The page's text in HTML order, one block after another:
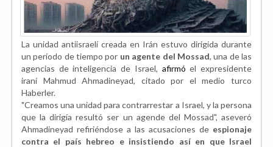
La unidad antiisraelí creada en Irán estuvo dirigida durante
un período de tiempo por un agente del Mossad, una de las
agencias de inteligencia de Israel, afirmó el expresidente
iraní Mahmud Ahmadineyad, citado por el medio turco
Haberler.
"Creamos una unidad para contrarrestar a Israel, y la persona
que la dirigía resultó ser un agende del Mossad", aseveró
Ahmadineyad refiriéndose a las acusaciones de espionaje
contra el país hebreo e insistiendo así en que Israel